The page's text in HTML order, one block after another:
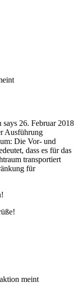
26. Februar 2018
Ausführung
Die Vor- und
dass es für das
transportiert
für
meint